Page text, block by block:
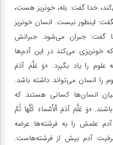
خدا گفت: بله، خونریز هست،
اینطور نیست. انسان خونریز
گفت: جبران می‌شود. جبرانش
می‌کند در این آدم‌ها
را یاد بگیرد. «وَ عَلَّمَ‏ آدَمَ‏
۳۱) تمام علوم را انسان می‌تواند داشته باشد.
انسان‌ها کسانی هستند که
«وَ عَلَّمَ‏ آدَمَ‏ الْأَسْماءَ کُلَّها ثُمَّ
علمش را به فرشته‌ها عرضه
آدم بیش از فرشته‌هاست.